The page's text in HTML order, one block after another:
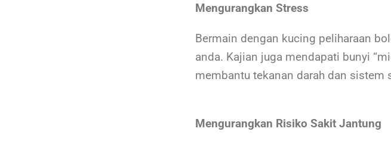
Mengurangkan Stress
Bermain dengan kucing peliharaan
anda. Kajian juga mendapati bunyi
membantu tekanan darah dan sistem
Mengurangkan Risiko Sakit Jantung